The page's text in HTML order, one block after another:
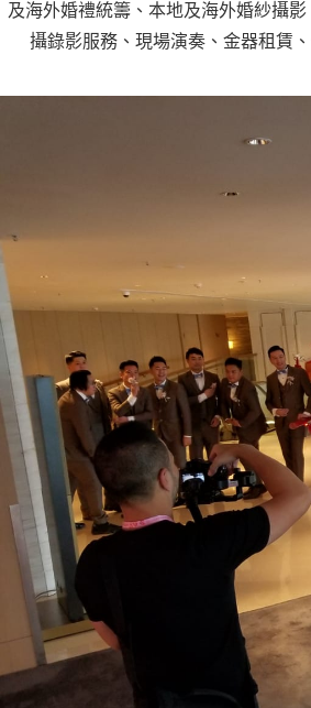
及海外婚禮統籌、本地及海外婚紗攝
攝錄影服務、現場演奏、金器租賃